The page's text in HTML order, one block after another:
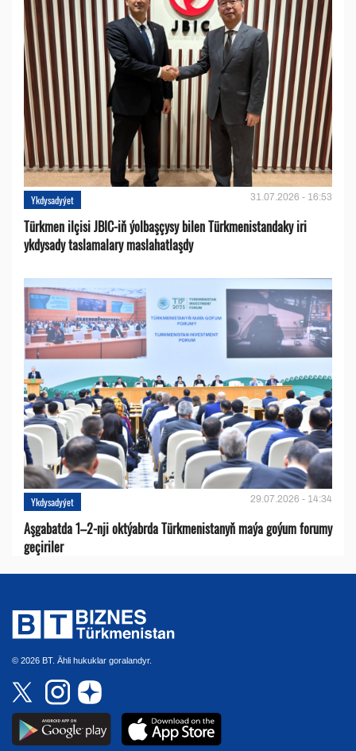
Ykdysadyýet 31.07.2026 - 16:53
Türkmen ilçisi JBIC-iň ýolbaşçysy bilen Türkmenistandaky iri
ykdysady taslamalary maslahatlaşdy
Ykdysadyýet 29.07.2026 - 14:34
Aşgabatda 1–2-nji oktýabrda Türkmenistanyň maýa goýum forumy
geçiriler
© 2026 BT. Ähli hukuklar goralandyr.